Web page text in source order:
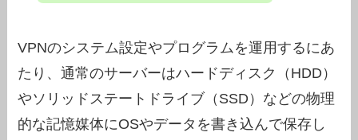
VPNのシステム設定やプログラムを運用するにあ
たり、通常のサーバーはハードディスク（HDD）
やソリッドステートドライブ（SSD）などの物理
的な記憶媒体にOSやデータを書き込んで保存し